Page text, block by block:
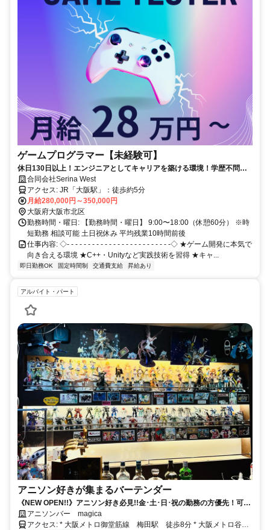
ゲームプログラマー【未経験可】
休日130日以上！エンジニアとしてキャリアを築ける環境！学歴不問で
働きやすさ◎
合同会社Serina West
アクセス: JR「大阪駅」：徒歩約5分
月給280,000円～350,000円
大阪府大阪市北区
勤務時間・曜日: 【勤務時間・曜日】 9:00〜18:00（休憩60分） ※時
短勤務 相談可能 土日祝休み 平均残業10時間前後
仕事内容: ◇- - - - - - - - - - - - - - - - - - - - - - - - -◇ ★ゲーム開発に本気で
向き合える環境 ★C++・Unityなど実践技術を習得 ★キャ...
即日勤務OK 固定時間制 交通費支給 昇給あり
アルバイト・パート
アニソン好きが集まるバーテンダー
《NEW OPEN!!》アニソン好き必見!!金･土･日･祝の勤務の方優先！可愛
さ満点の店内！
アニソンバー magica
アクセス: * 大阪メトロ御堂筋線 梅田駅 徒歩8分 * 大阪メトロ谷町